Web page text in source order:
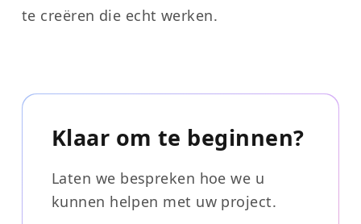
te creëren die echt werken.
Klaar om te beginnen?
Laten we bespreken hoe we u
kunnen helpen met uw project.